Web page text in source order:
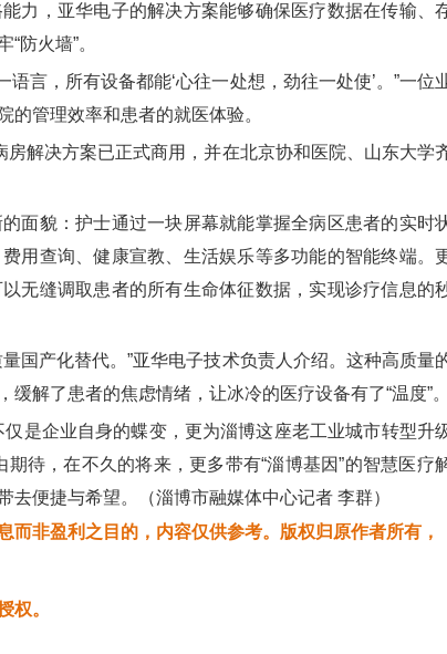
力，亚华电子的解决方案能够确保医疗数据在传输、
防火墙”。
言，所有设备都能‘心往一处想，劲往一处使’。”一位
管理效率和患者的就医体验。
解决方案已正式商用，并在北京协和医院、山东大学
貌：护士通过一块屏幕就能掌握全病区患者的实时
用查询、健康宣教、生活娱乐等多功能的智能终端。
无缝调取患者的所有生命体征数据，实现诊疗信息的
产化替代。”亚华电子技术负责人介绍。这种高质量
解了患者的焦虑情绪，让冰冷的医疗设备有了“温度”。
是企业自身的蝶变，更为淄博这座老工业城市转型升
待，在不久的将来，更多带有“淄博基因”的智慧医疗
便捷与希望。（淄博市融媒体中心记者 李群）
非盈利之目的，内容仅供参考。版权归原作者所有，
权。